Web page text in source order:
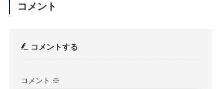
コメント
コメントする
コメント ※